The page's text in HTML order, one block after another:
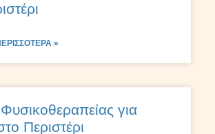
»
για
Περιστέρι